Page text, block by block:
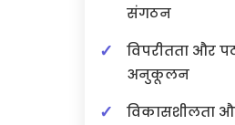
संगठन
विपरीतता और
अनुकूलन
विकासशीलता